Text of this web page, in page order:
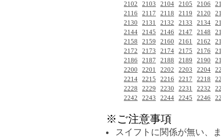
2102
2103 2104 2105 2106
2116
2117 2118 2119 2120
2130
2131 2132 2133 2134
2144 2145 2146 2147 2148
2158
2159 2160 2161 2162
2172
2173 2174 2175 2176
2186
2187 2188 2189 2190
2200
2201 2202 2203 2204
2214 2215 2216 2217 2218
2228
2229 2230 2231 2232
2242
2243 2244 2245 2246
※ご注意事項
スイフトに関係が無い、